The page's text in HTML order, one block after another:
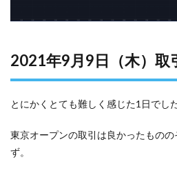
2021年9月9日（木）取
とにかくとても難しく感じた1日でした
東京オープンの取引は良かったもの
ず。